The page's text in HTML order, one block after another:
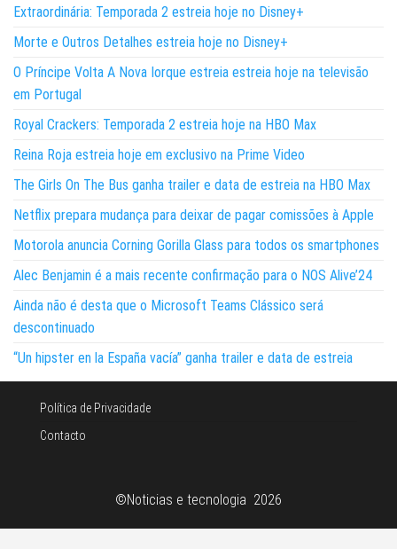
Extraordinária: Temporada 2 estreia hoje no Disney+
Morte e Outros Detalhes estreia hoje no Disney+
O Príncipe Volta A Nova Iorque estreia estreia hoje na televisão
em Portugal
Royal Crackers: Temporada 2 estreia hoje na HBO Max
Reina Roja estreia hoje em exclusivo na Prime Video
The Girls On The Bus ganha trailer e data de estreia na HBO Max
Netflix prepara mudança para deixar de pagar comissões à Apple
Motorola anuncia Corning Gorilla Glass para todos os smartphones
Alec Benjamin é a mais recente confirmação para o NOS Alive’24
Ainda não é desta que o Microsoft Teams Clássico será
descontinuado
“Un hipster en la España vacía” ganha trailer e data de estreia
Política de Privacidade
Contacto
©Noticias e tecnologia 2026